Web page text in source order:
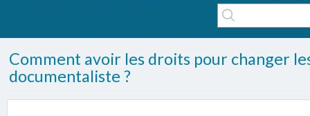
Comment avoir les droits pour changer
documentaliste ?